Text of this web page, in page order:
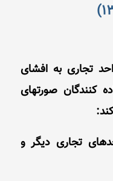
تجاری به افشای
کنندگان صورتهای
تجاری دیگر و